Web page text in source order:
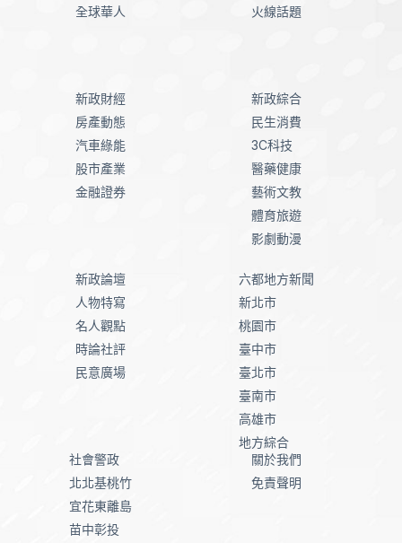
全球華人
火線話題
新政財經
房產動態
汽車綠能
股市產業
金融證券
新政綜合
民生消費
3C科技
醫藥健康
藝術文教
體育旅遊
影劇動漫
新政論壇
人物特寫
名人觀點
時論社評
民意廣場
六都地方新聞
新北市
桃園市
臺中市
臺北市
臺南市
高雄市
地方綜合
社會警政
北北基桃竹
宜花東離島
苗中彰投
關於我們
免責聲明